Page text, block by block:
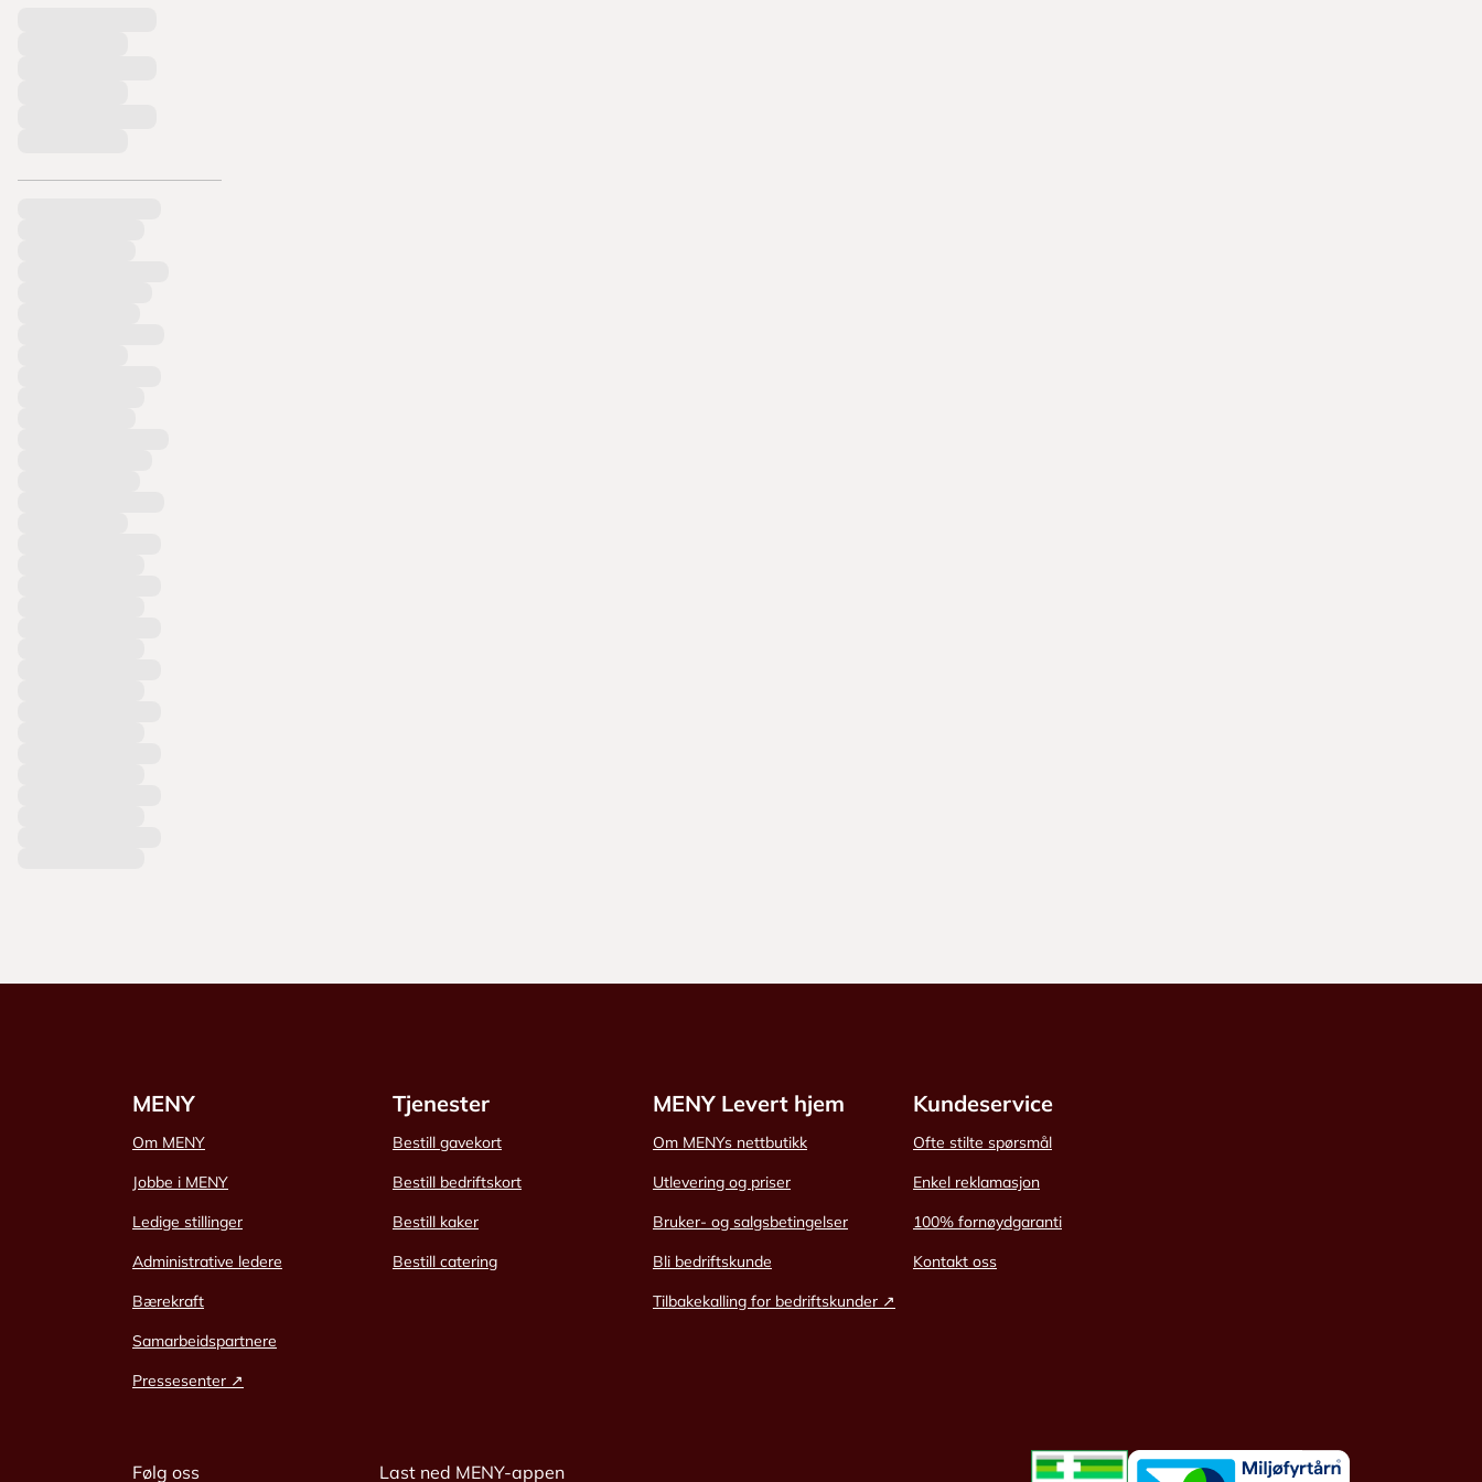
MENY
Om MENY
Jobbe i MENY
Ledige stillinger
Administrative ledere
Bærekraft
Samarbeidspartnere
Pressesenter ↗
Tjenester
Bestill gavekort
Bestill bedriftskort
Bestill kaker
Bestill catering
MENY Levert hjem
Om MENYs nettbutikk
Utlevering og priser
Bruker- og salgsbetingelser
Bli bedriftskunde
Tilbakekalling for bedriftskunder ↗
Kundeservice
Ofte stilte spørsmål
Enkel reklamasjon
100% fornøydgaranti
Kontakt oss
Følg oss Last ned MENY-appen